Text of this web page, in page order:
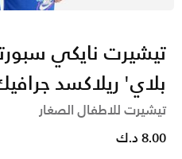
تيشيرت نايكي
بلاي' ريلاكسد
تيشيرت للاطفال الصغار
8.00 د.ك